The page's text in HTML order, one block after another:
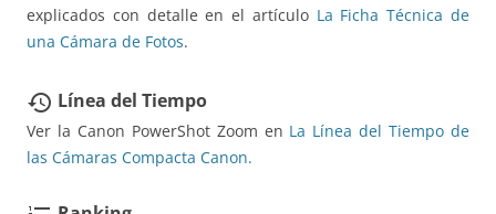
explicados con detalle en el artículo La Ficha Técnica de
una Cámara de Fotos.
restore Línea del Tiempo
Ver la Canon PowerShot Zoom en La Línea del Tiempo de
las Cámaras Compacta Canon.